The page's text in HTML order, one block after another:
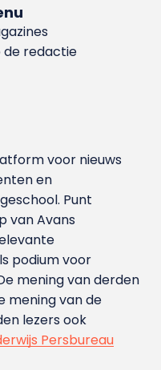
de redactie
voor nieuws
en
Punt
van Avans
podium voor
mening van derden
mening van de
lezers ook
Persbureau